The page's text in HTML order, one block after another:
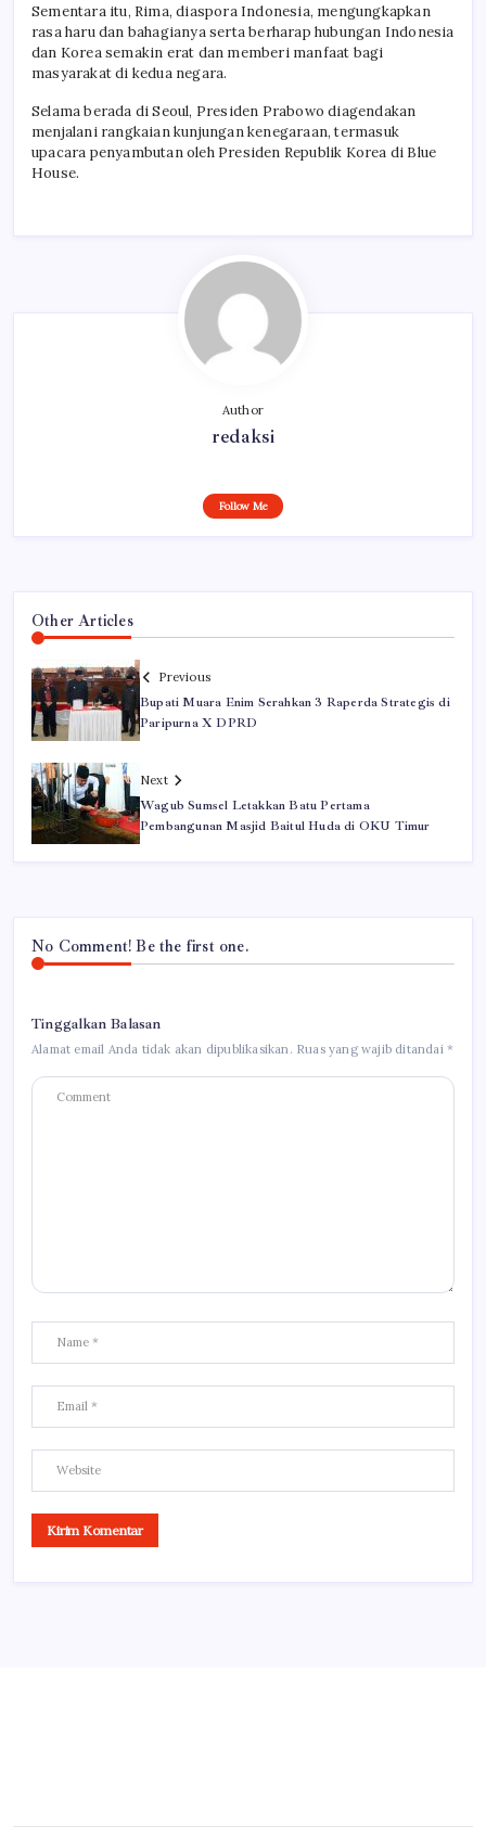
Sementara itu, Rima, diaspora Indonesia, mengungkapkan
rasa haru dan bahagianya serta berharap hubungan Indonesia
dan Korea semakin erat dan memberi manfaat bagi
masyarakat di kedua negara.
Selama berada di Seoul, Presiden Prabowo diagendakan
menjalani rangkaian kunjungan kenegaraan, termasuk
upacara penyambutan oleh Presiden Republik Korea di Blue
House.
Author
redaksi
Follow Me
Other Articles
Previous
Bupati Muara Enim Serahkan 3 Raperda Strategis di
Paripurna X DPRD
Next
Wagub Sumsel Letakkan Batu Pertama
Pembangunan Masjid Baitul Huda di OKU Timur
No Comment! Be the first one.
Tinggalkan Balasan
Alamat email Anda tidak akan dipublikasikan. Ruas yang wajib ditandai*